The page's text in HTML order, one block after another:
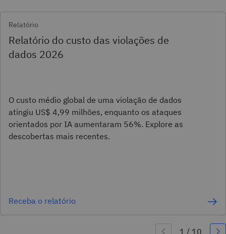
Relatório
Relatório do custo das violações de
dados 2026
O custo médio global de uma violação de dados
atingiu US$ 4,99 milhões, enquanto os ataques
orientados por IA aumentaram 56%. Explore as
descobertas mais recentes.
Receba o relatório